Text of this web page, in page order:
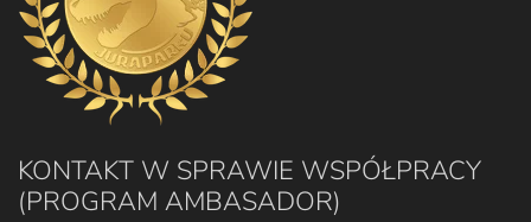
KONTAKT W SPRAWIE WSPÓŁPRACY
(PROGRAM AMBASADOR)